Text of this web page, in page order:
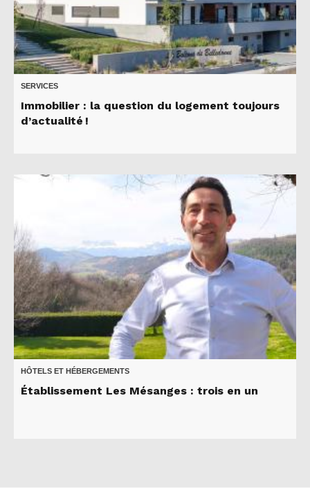
SERVICES
Immobilier : la question du logement toujours
d’actualité !
HÔTELS ET HÉBERGEMENTS
Établissement Les Mésanges : trois en un